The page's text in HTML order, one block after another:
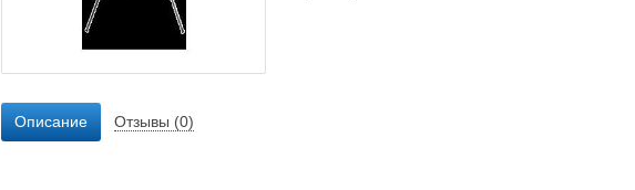
Описание Отзывы (0)